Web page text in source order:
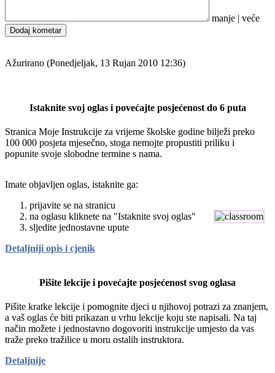
manje | veće
Dodaj kometar
Ažurirano (Ponedjeljak, 13 Rujan 2010 12:36)
Istaknite svoj oglas i povećajte posjećenost do 6 puta
Stranica Moje Instrukcije za vrijeme školske godine bilježi preko
100 000 posjeta mjesečno, stoga nemojte propustiti priliku i
popunite svoje slobodne termine s nama.
Imate objavljen oglas, istaknite ga:
prijavite se na stranicu
na oglasu kliknete na "Istaknite svoj oglas"
sljedite jednostavne upute
Detaljniji opis i cjenik
Pišite lekcije i povećajte posjećenost svog oglasa
Pišite kratke lekcije i pomognite djeci u njihovoj potrazi za znanjem,
a vaš oglas će biti prikazan u vrhu lekcije koju ste napisali. Na taj
način možete i jednostavno dogovoriti instrukcije umjesto da vas
traže preko tražilice u moru ostalih instruktora.
Detaljnije